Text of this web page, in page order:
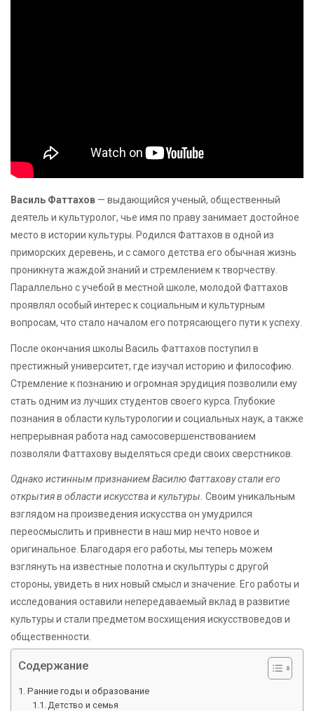
Василь Фаттахов — выдающийся ученый, общественный
деятель и культуролог, чье имя по праву занимает достойное
место в истории культуры. Родился Фаттахов в одной из
приморских деревень, и с самого детства его обычная жизнь
проникнута жаждой знаний и стремлением к творчеству.
Параллельно с учебой в местной школе, молодой Фаттахов
проявлял особый интерес к социальным и культурным
вопросам, что стало началом его потрясающего пути к успеху.
После окончания школы Василь Фаттахов поступил в
престижный университет, где изучал историю и философию.
Стремление к познанию и огромная эрудиция позволили ему
стать одним из лучших студентов своего курса. Глубокие
познания в области культурологии и социальных наук, а также
непрерывная работа над самосовершенствованием
позволяли Фаттахову выделяться среди своих сверстников.
Однако истинным признанием Василю Фаттахову стали его
открытия в области искусства и культуры. Своим уникальным
взглядом на произведения искусства он умудрился
переосмыслить и привнести в наш мир нечто новое и
оригинальное. Благодаря его работы, мы теперь можем
взглянуть на известные полотна и скульптуры с другой
стороны, увидеть в них новый смысл и значение. Его работы и
исследования оставили непередаваемый вклад в развитие
культуры и стали предметом восхищения искусствоведов и
общественности.
Содержание
Ранние годы и образование
Детство и семья